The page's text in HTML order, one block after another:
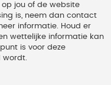
jou of de website
is, neem dan contact
informatie. Houd er
wettelijke informatie kan
is voor deze
wordt.